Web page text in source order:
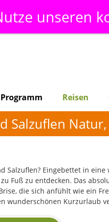
unseren
Programm Reisen
Salzuflen
Salzuflen? Eingebettet in
Fuß zu entdecken. Das
die sich anfühlt wie ein
wunderschönen Kurzurlaub